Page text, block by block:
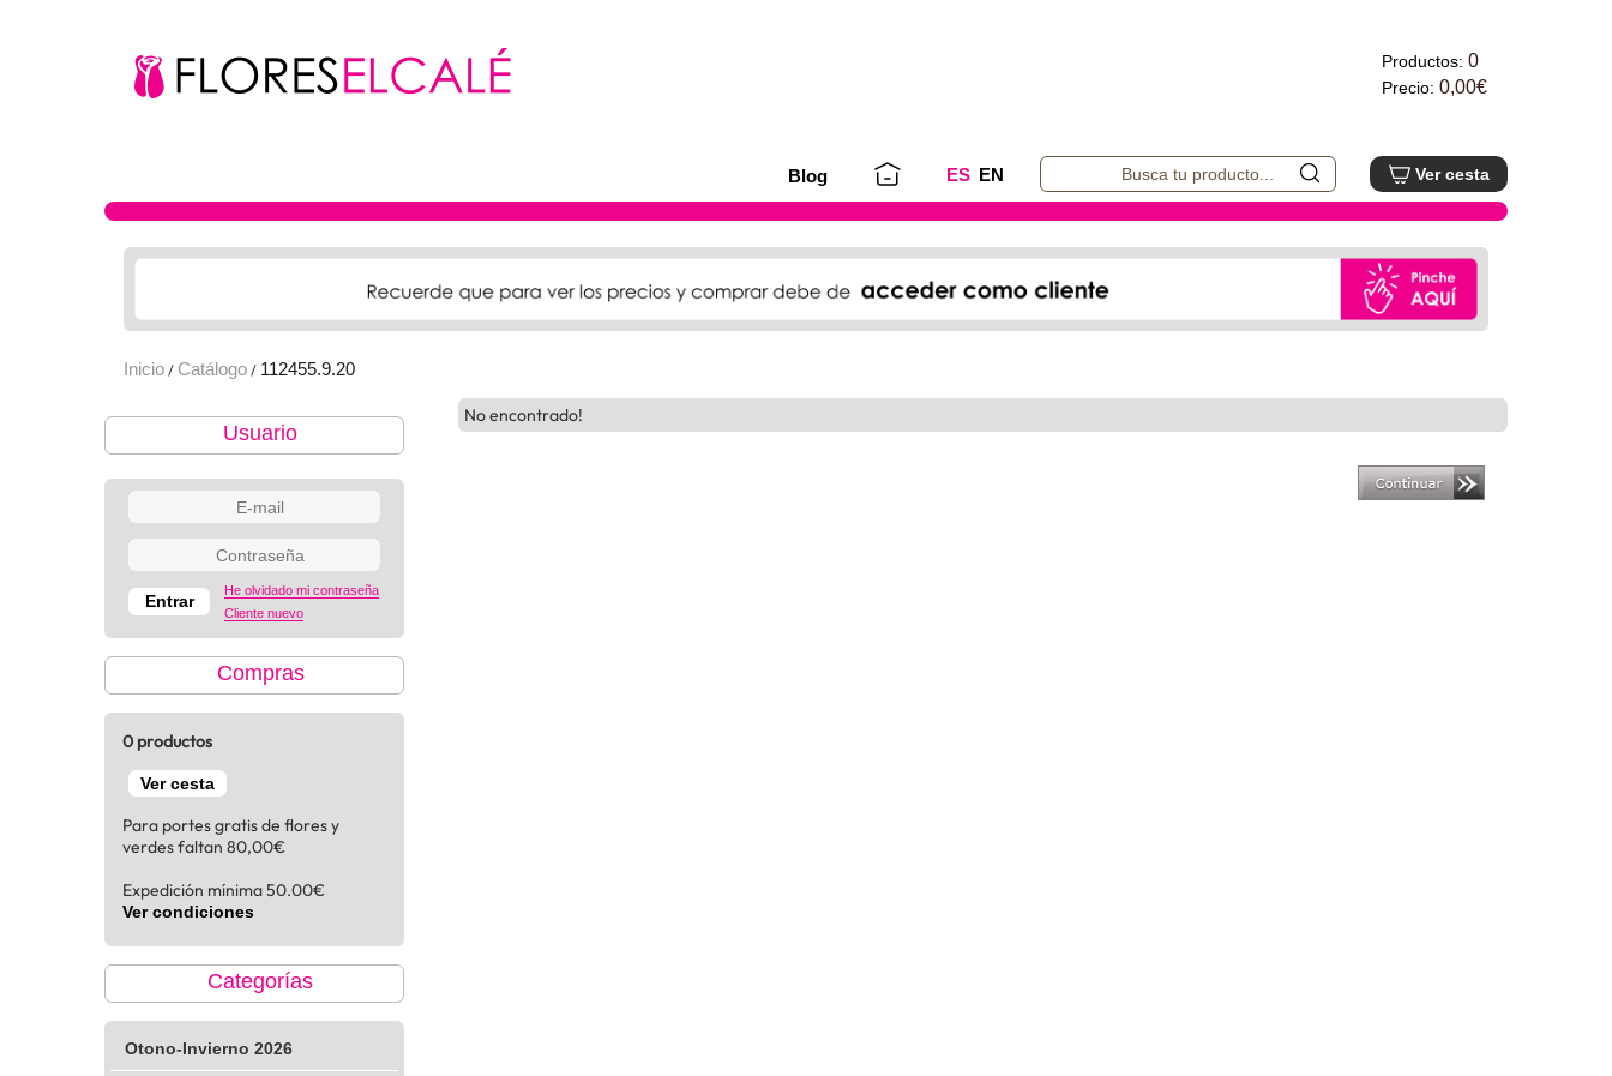
Productos: 0
Precio: 0,00€
Blog ES EN Ver cesta
Inicio / Catálogo / 112455.9.20
Usuario
He olvidado mi contraseña
Cliente nuevo
Compras
0 productos
Ver cesta
Para portes gratis de flores y
verdes faltan 80,00€
Expedición mínima 50.00€
Ver condiciones
Categorías
Otono-Invierno 2026
No encontrado!